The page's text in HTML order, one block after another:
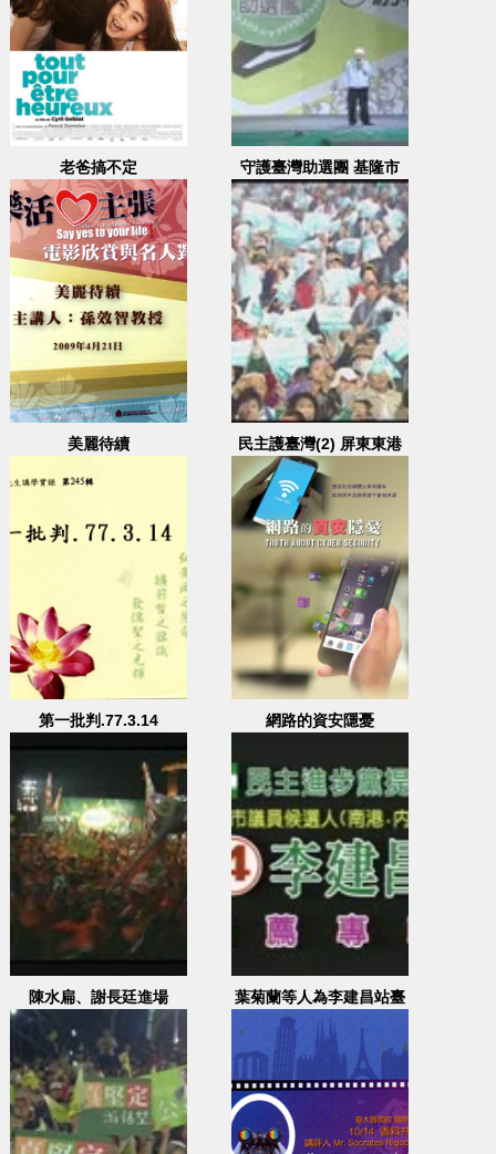
老爸搞不定
守護臺灣助選團 基隆市
游祥耀-2007.12.07 地
點：基隆六合停車場
美麗待續
民主護臺灣(2) 屏東東港
分局
第一批判.77.3.14 網路的資安隱憂
陳水扁、謝長廷進場 葉菊蘭等人為李建昌站臺